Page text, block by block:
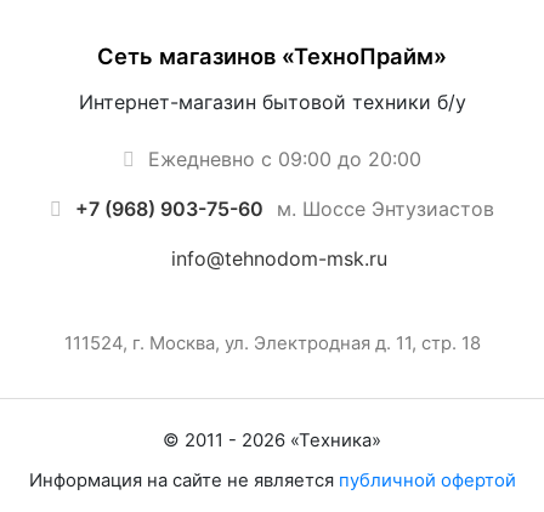
Сеть магазинов «ТехноПрайм»
Интернет-магазин бытовой техники б/у
Ежедневно с 09:00 до 20:00
+7 (968) 903-75-60 м. Шоссе Энтузиастов
info@tehnodom-msk.ru
111524, г. Москва, ул. Электродная д. 11, стр. 18
© 2011 - 2026 «Техника»
Информация на сайте не является публичной офертой